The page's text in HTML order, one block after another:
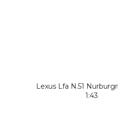
Lexus Lfa N.51
1:43